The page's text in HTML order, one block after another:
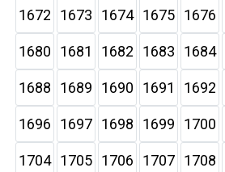
1672 1673 1674 1675 1676
1680 1681 1682 1683 1684
1688 1689 1690 1691 1692
1696 1697 1698 1699 1700
1704 1705 1706 1707 1708